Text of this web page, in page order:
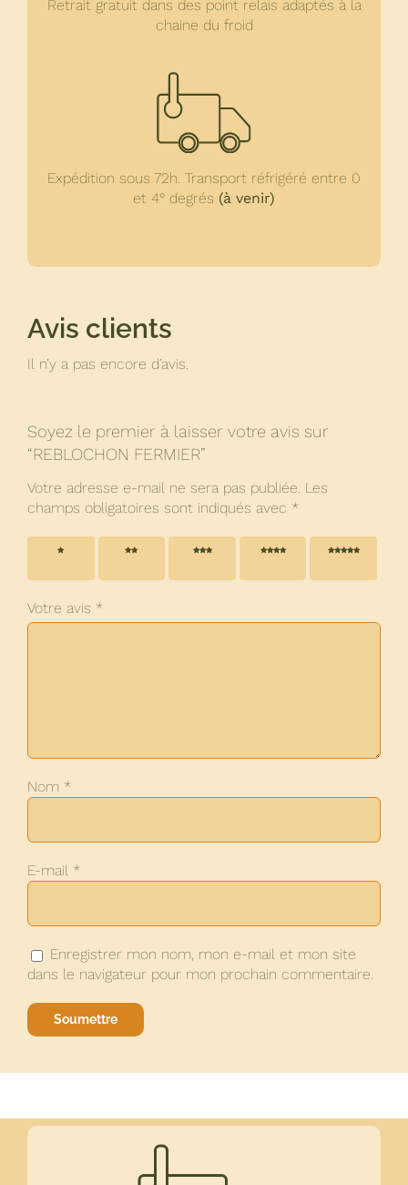
Retrait gratuit dans des point relais adaptés à la
chaine du froid
Expédition sous 72h. Transport réfrigéré entre 0
et 4° degrés (à venir)
Avis clients
Il n’y a pas encore d’avis.
Soyez le premier à laisser votre avis sur
“REBLOCHON FERMIER”
Votre adresse e-mail ne sera pas publiée. Les
champs obligatoires sont indiqués avec *
1 étoile
2 étoiles
3 étoiles
4 étoiles
5 étoiles
Votre avis *
Nom *
E-mail *
Enregistrer mon nom, mon e-mail et mon site
dans le navigateur pour mon prochain commentaire.